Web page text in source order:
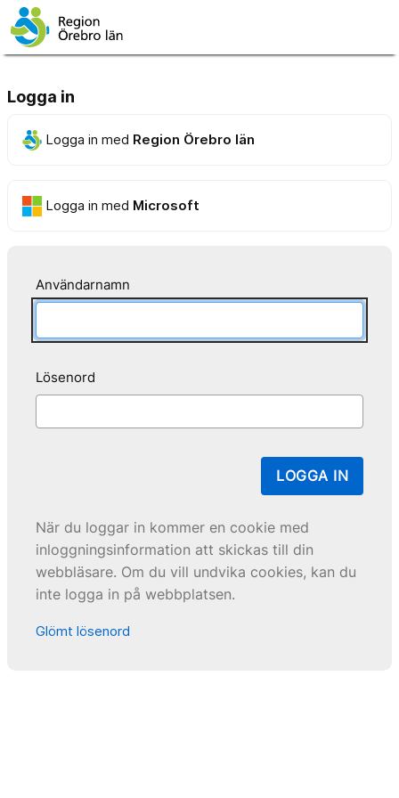
Logga in
Logga in med Region Örebro län
Logga in med Microsoft
Användarnamn
Lösenord
LOGGA IN
När du loggar in kommer en cookie med
inloggningsinformation att skickas till din
webbläsare. Om du vill undvika cookies, kan du
inte logga in på webbplatsen.
Glömt lösenord